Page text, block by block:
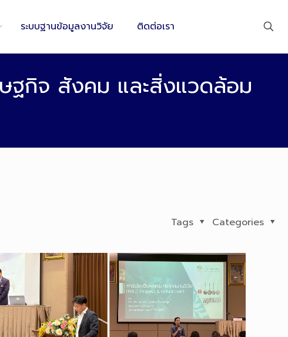
ระบบฐานข้อมูลงานวิจัย ติดต่อเรา
ษฐกิจ สังคม และสิ่งแวดล้อม
Categories
Tags